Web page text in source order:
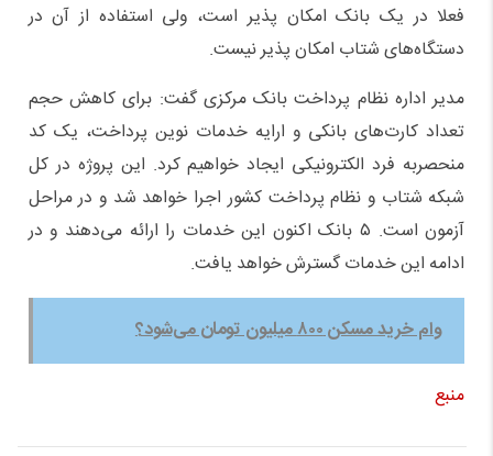
فعلا در یک بانک امکان پذیر است، ولی استفاده از آن در
دستگاه‌های شتاب امکان پذیر نیست.
مدیر اداره نظام پرداخت بانک مرکزی گفت: برای کاهش حجم
تعداد کارت‌های بانکی و ارایه خدمات نوین پرداخت، یک کد
منحصربه فرد الکترونیکی ایجاد خواهیم کرد. این پروژه در کل
شبکه شتاب و نظام پرداخت کشور اجرا خواهد شد و در مراحل
آزمون است. ۵ بانک اکنون این خدمات را ارائه می‌دهند و در
ادامه این خدمات گسترش خواهد یافت.
وام خرید مسکن ۸۰۰ میلیون تومان می‌شود؟
منبع